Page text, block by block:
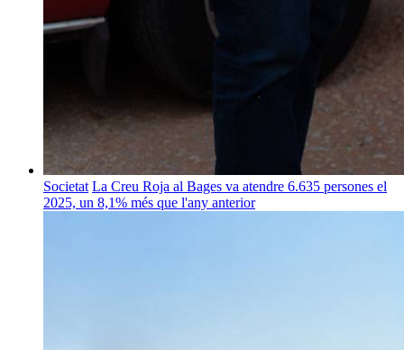
Societat La Creu Roja al Bages va atendre 6.635 persones el
2025, un 8,1% més que l'any anterior